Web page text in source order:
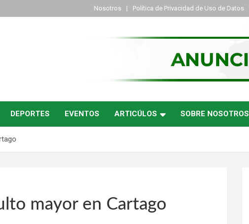
Nosotros Política de Privacidad de Uso de Datos
DEPORTES EVENTOS ARTICÚLOS SOBRE NOSOTROS
mayor en Cartago